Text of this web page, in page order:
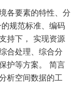
各要素的特性、分
规范标准、编码
持下， 实现资源
合处理、综合分
护等方案。 简言
析空间数据的工